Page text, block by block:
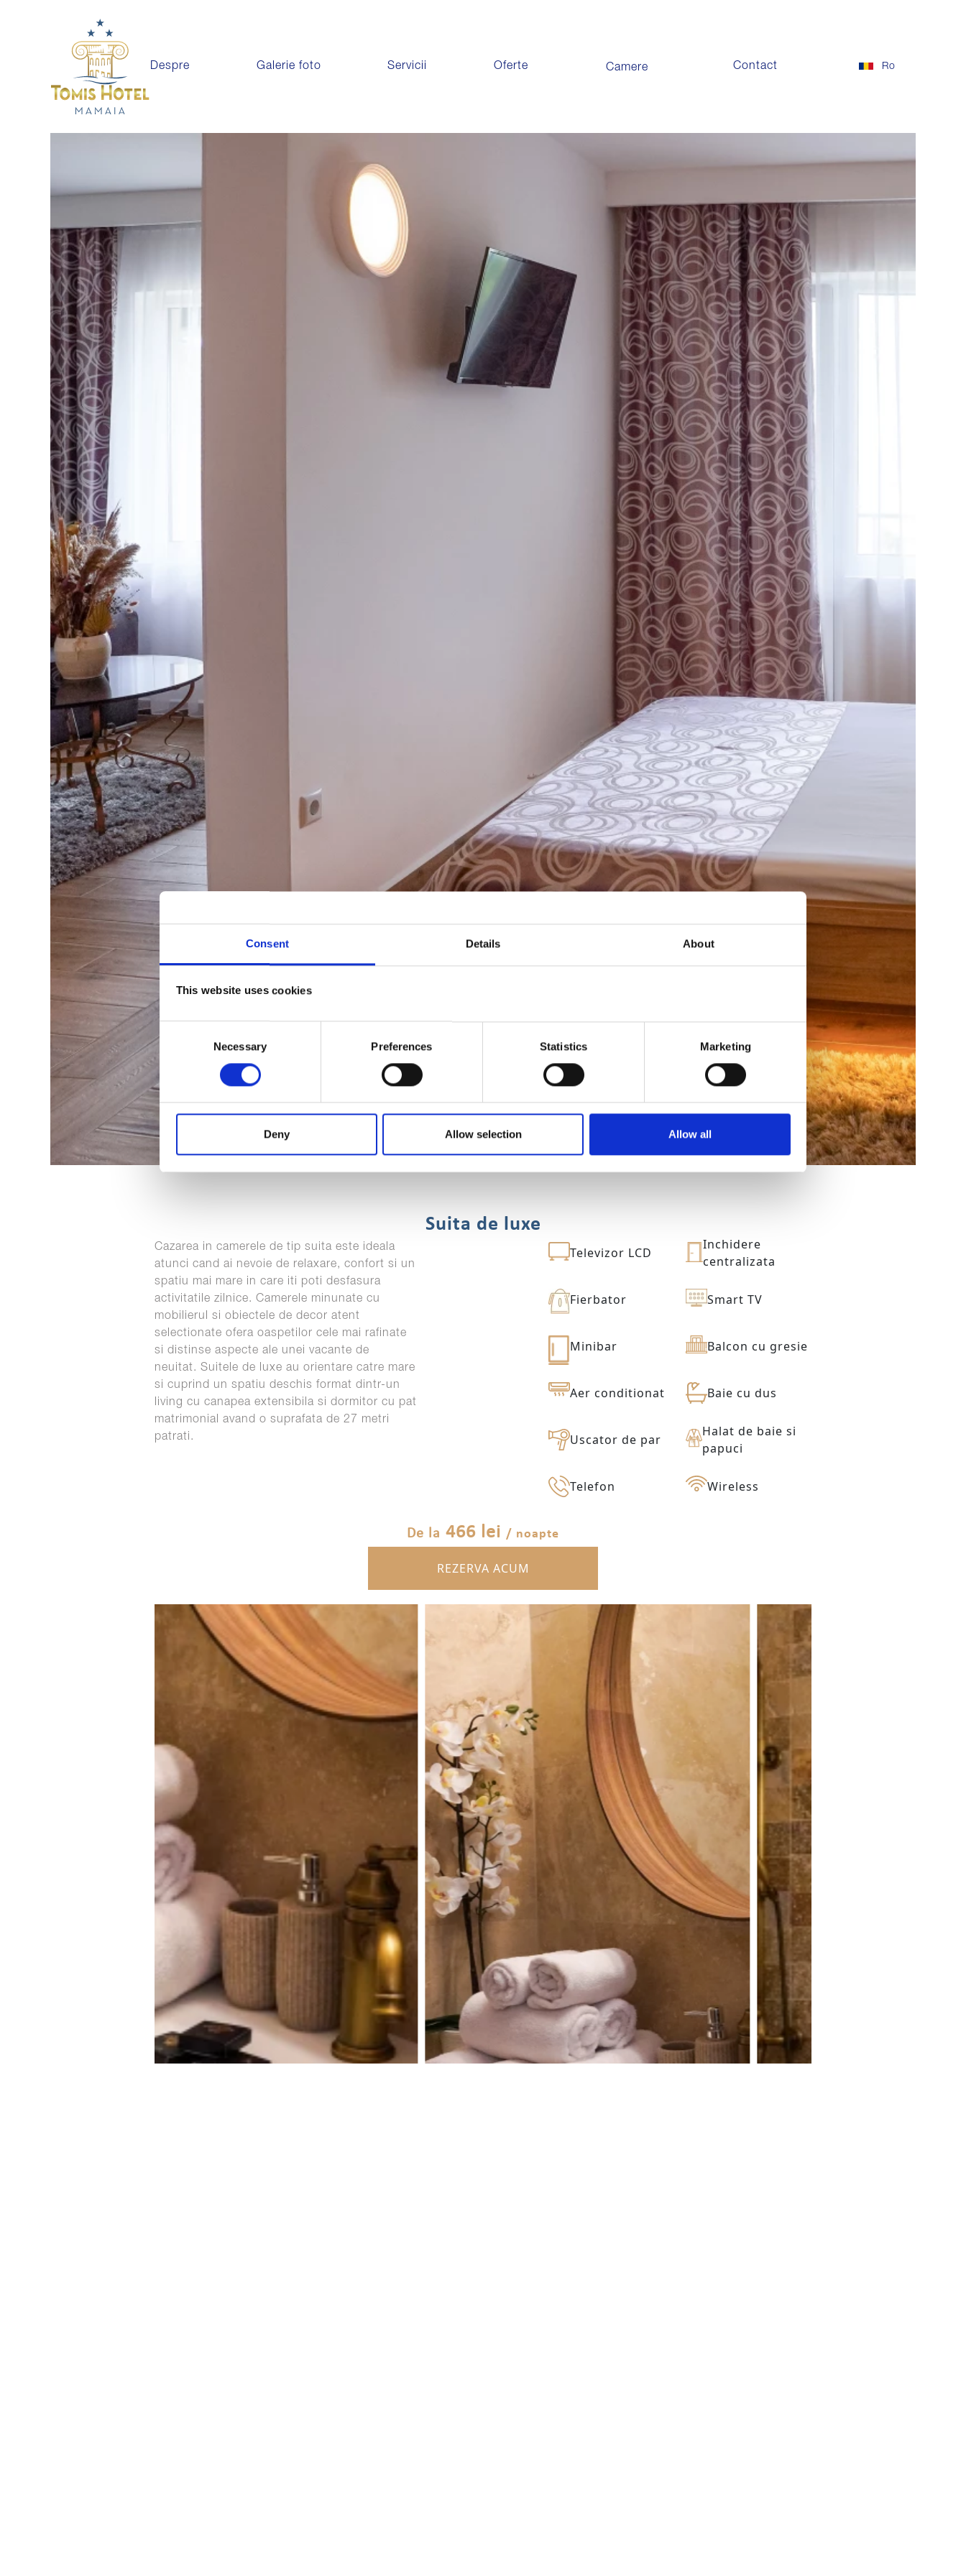
Consent Details About
This website uses cookies
Necessary Preferences Statistics Marketing
Deny Allow selection Allow all
Despre Galerie foto Servicii Oferte Camere Contact Ro
Suita de luxe
Cazarea in camerele de tip suita este ideala
atunci cand ai nevoie de relaxare, confort si un
spatiu mai mare in care iti poti desfasura
activitatile zilnice. Camerele minunate cu
mobilierul si obiectele de decor atent
selectionate ofera oaspetilor cele mai rafinate
si distinse aspecte ale unei vacante de
neuitat. Suitele de luxe au orientare catre mare
si cuprind un spatiu deschis format dintr-un
living cu canapea extensibila si dormitor cu pat
matrimonial avand o suprafata de 27 metri
patrati.
Televizor LCD
Inchidere
centralizata
Fierbator Smart TV
Minibar Balcon cu gresie
Aer conditionat Baie cu dus
Uscator de par
Halat de baie si
papuci
Telefon Wireless
De la 466 lei / noapte
REZERVA ACUM